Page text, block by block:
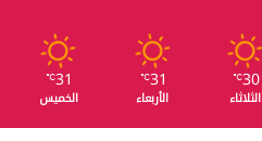
30
℃
الثلاثاء
31
℃
الأربعاء
31
℃
الخميس